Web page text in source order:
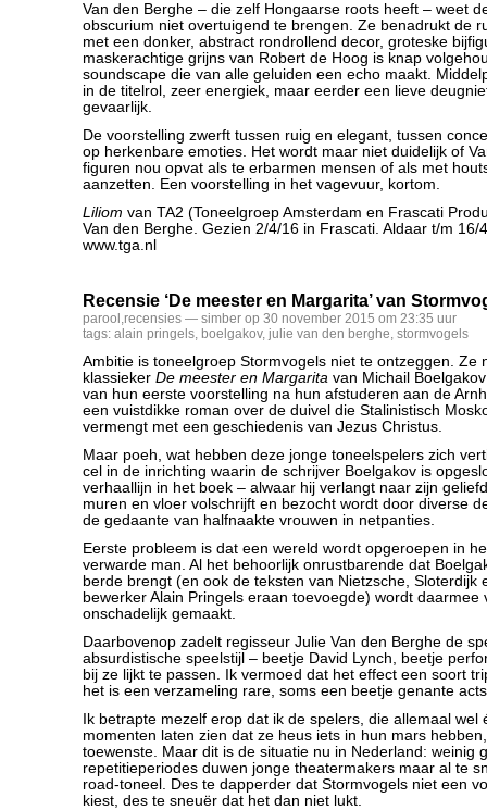
Van den Berghe – die zelf Hongaarse roots heeft – weet
obscurium niet overtuigend te brengen. Ze benadrukt de
met een donker, abstract rondrollend decor, groteske
maskerachtige grijns van Robert de Hoog is knap
soundscape die van alle geluiden een echo maakt.
in de titelrol, zeer energiek, maar eerder een lieve
gevaarlijk.
De voorstelling zwerft tussen ruig en elegant, tussen
op herkenbare emoties. Het wordt maar niet duidelijk of
figuren nou opvat als te erbarmen mensen of als met
aanzetten. Een voorstelling in het vagevuur, kortom.
Liliom van TA2 (Toneelgroep Amsterdam en Frascati
Van den Berghe. Gezien 2/4/16 in Frascati. Aldaar t/m 16/
www.tga.nl
Recensie ‘De meester en Margarita’ van
parool ,recensies — simber op 30 november 2015 om 23:35 uur
tags: alain pringels, boelgakov, julie van den berghe, stormvogels
Ambitie is toneelgroep Stormvogels niet te ontzeggen. Ze
klassieker De meester en Margarita van Michail
van hun eerste voorstelling na hun afstuderen aan de
een vuistdikke roman over de duivel die Stalinistisch
vermengt met een geschiedenis van Jezus Christus.
Maar poeh, wat hebben deze jonge toneelspelers zich
cel in de inrichting waarin de schrijver Boelgakov is
verhaallijn in het boek – alwaar hij verlangt naar zijn
muren en vloer volschrijft en bezocht wordt door diverse
de gedaante van halfnaakte vrouwen in netpanties.
Eerste probleem is dat een wereld wordt opgeroepen in
verwarde man. Al het behoorlijk onrustbarende dat
berde brengt (en ook de teksten van Nietzsche, Sloterdijk
bewerker Alain Pringels eraan toevoegde) wordt daarmee
onschadelijk gemaakt.
Daarbovenop zadelt regisseur Julie Van den Berghe de
absurdistische speelstijl – beetje David Lynch, beetje
bij ze lijkt te passen. Ik vermoed dat het effect een soort
het is een verzameling rare, soms een beetje genante
Ik betrapte mezelf erop dat ik de spelers, die allemaal wel
momenten laten zien dat ze heus iets in hun mars
toewenste. Maar dit is de situatie nu in Nederland: weinig
repetitieperiodes duwen jonge theatermakers maar al te
road-toneel. Des te dapperder dat Stormvogels niet een
kiest, des te sneuër dat het dan niet lukt.